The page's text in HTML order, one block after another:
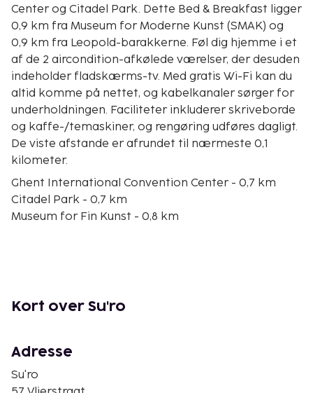
Center og Citadel Park. Dette Bed & Breakfast ligger
0,9 km fra Museum for Moderne Kunst (SMAK) og
0,9 km fra Leopold-barakkerne. Føl dig hjemme i et
af de 2 aircondition-afkølede værelser, der desuden
indeholder fladskærms-tv. Med gratis Wi-Fi kan du
altid komme på nettet, og kabelkanaler sørger for
underholdningen. Faciliteter inkluderer skriveborde
og kaffe-/temaskiner, og rengøring udføres dagligt.
De viste afstande er afrundet til nærmeste 0,1
kilometer.
Ghent International Convention Center - 0,7 km
Citadel Park - 0,7 km
Museum for Fin Kunst - 0,8 km
Ghent-universitetshospitalet - 1 km
Stiftskirche St. Peter - 1,1 km
Skt. Peter-kirken - 1,2 km
Peterspladsen - 1,2 km
Kort over Su'ro
Adresse
Su'ro